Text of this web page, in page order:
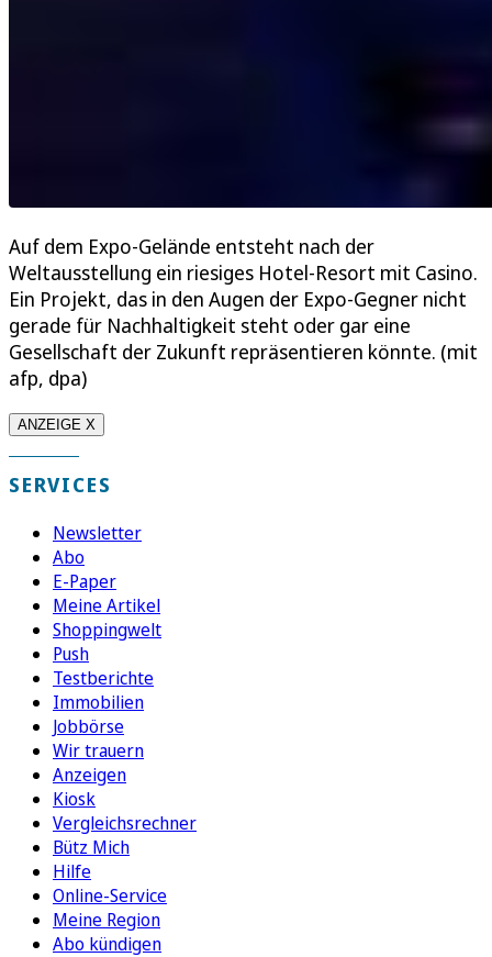
Auf dem Expo-Gelände entsteht nach der
Weltausstellung ein riesiges Hotel-Resort mit Casino.
Ein Projekt, das in den Augen der Expo-Gegner nicht
gerade für Nachhaltigkeit steht oder gar eine
Gesellschaft der Zukunft repräsentieren könnte. (mit
afp, dpa)
ANZEIGE X
SERVICES
Newsletter
Abo
E-Paper
Meine Artikel
Shoppingwelt
Push
Testberichte
Immobilien
Jobbörse
Wir trauern
Anzeigen
Kiosk
Vergleichsrechner
Bütz Mich
Hilfe
Online-Service
Meine Region
Abo kündigen